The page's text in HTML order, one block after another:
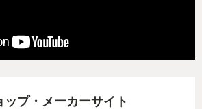
ップ・メーカーサイト